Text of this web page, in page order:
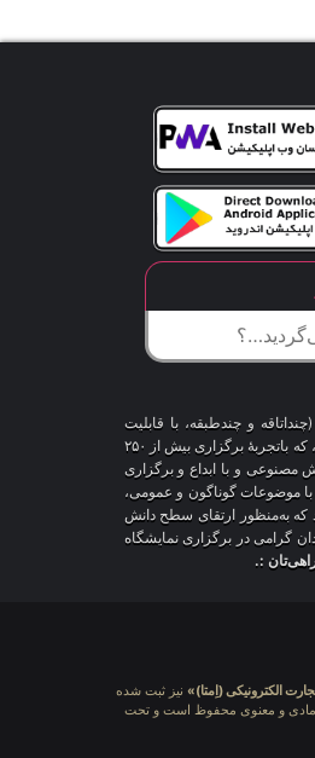
و چندطبقه، با قابلیت
شخصی‌سازی و تغییر محیط، دکوراسیون و اشیاء) و با هزاران طرح قاب‌مجازی متنوع، درحال‌حاضر درمقایسه با سایر پلتفرم‌های مشابه در دنیا، پیشرفته‌ترین و بزرگترین گالری آنلاین در کل جهان می‌باشد، که باتجربهٔ برگزاری بیش از ۲۵۰
مصنوعی و با ابداع و برگزاری
با موضوعات گوناگون و عمومی،
که به‌منظور ارتقای سطح دانش
گرامی در برگزاری نمایشگاه
:.
الکترونیکی (اِمتا)» نیز ثبت شده
کلیهٔ حقوق مادی و معنوی محفوظ است و تحت